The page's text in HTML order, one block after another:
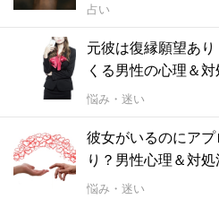
占い
元彼は復縁願望あ
くる男性の心理＆
悩み・迷い
彼女がいるのにア
り？男性心理＆対
悩み・迷い